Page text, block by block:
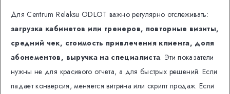
Для Centrum Relaksu ODLOT важно регулярно отслеживать:
загрузка кабинетов или тренеров, повторные визиты,
средний чек, стоимость привлечения клиента, доля
абонементов, выручка на специалиста. Эти показатели
нужны не для красивого отчета, а для быстрых решений. Если
падает конверсия, меняется витрина или скрипт продаж. Если